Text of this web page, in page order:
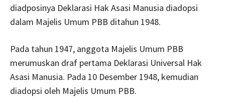
diadposinya Deklarasi Hak Asasi Manusia diadopsi
dalam Majelis Umum PBB ditahun 1948.
Pada tahun 1947, anggota Majelis Umum PBB
merumuskan draf pertama Deklarasi Universal Hak
Asasi Manusia. Pada 10 Desember 1948, kemudian
diadopsi oleh Majelis Umum PBB.